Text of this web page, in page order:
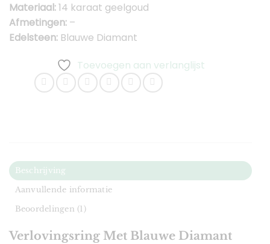
Materiaal:14 karaat geelgoud
Afmetingen: –
Edelsteen: Blauwe Diamant
Toevoegen aan verlanglijst
Beschrijving
Aanvullende informatie
Beoordelingen (1)
Verlovingsring Met Blauwe Diamant